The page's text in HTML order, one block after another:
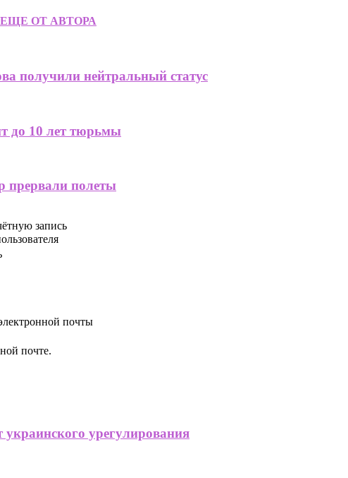
ЕЩЕ ОТ АВТОРА
получили нейтральный статус
до 10 лет тюрьмы
прервали полеты
запись
почты
почте.
урегулирования